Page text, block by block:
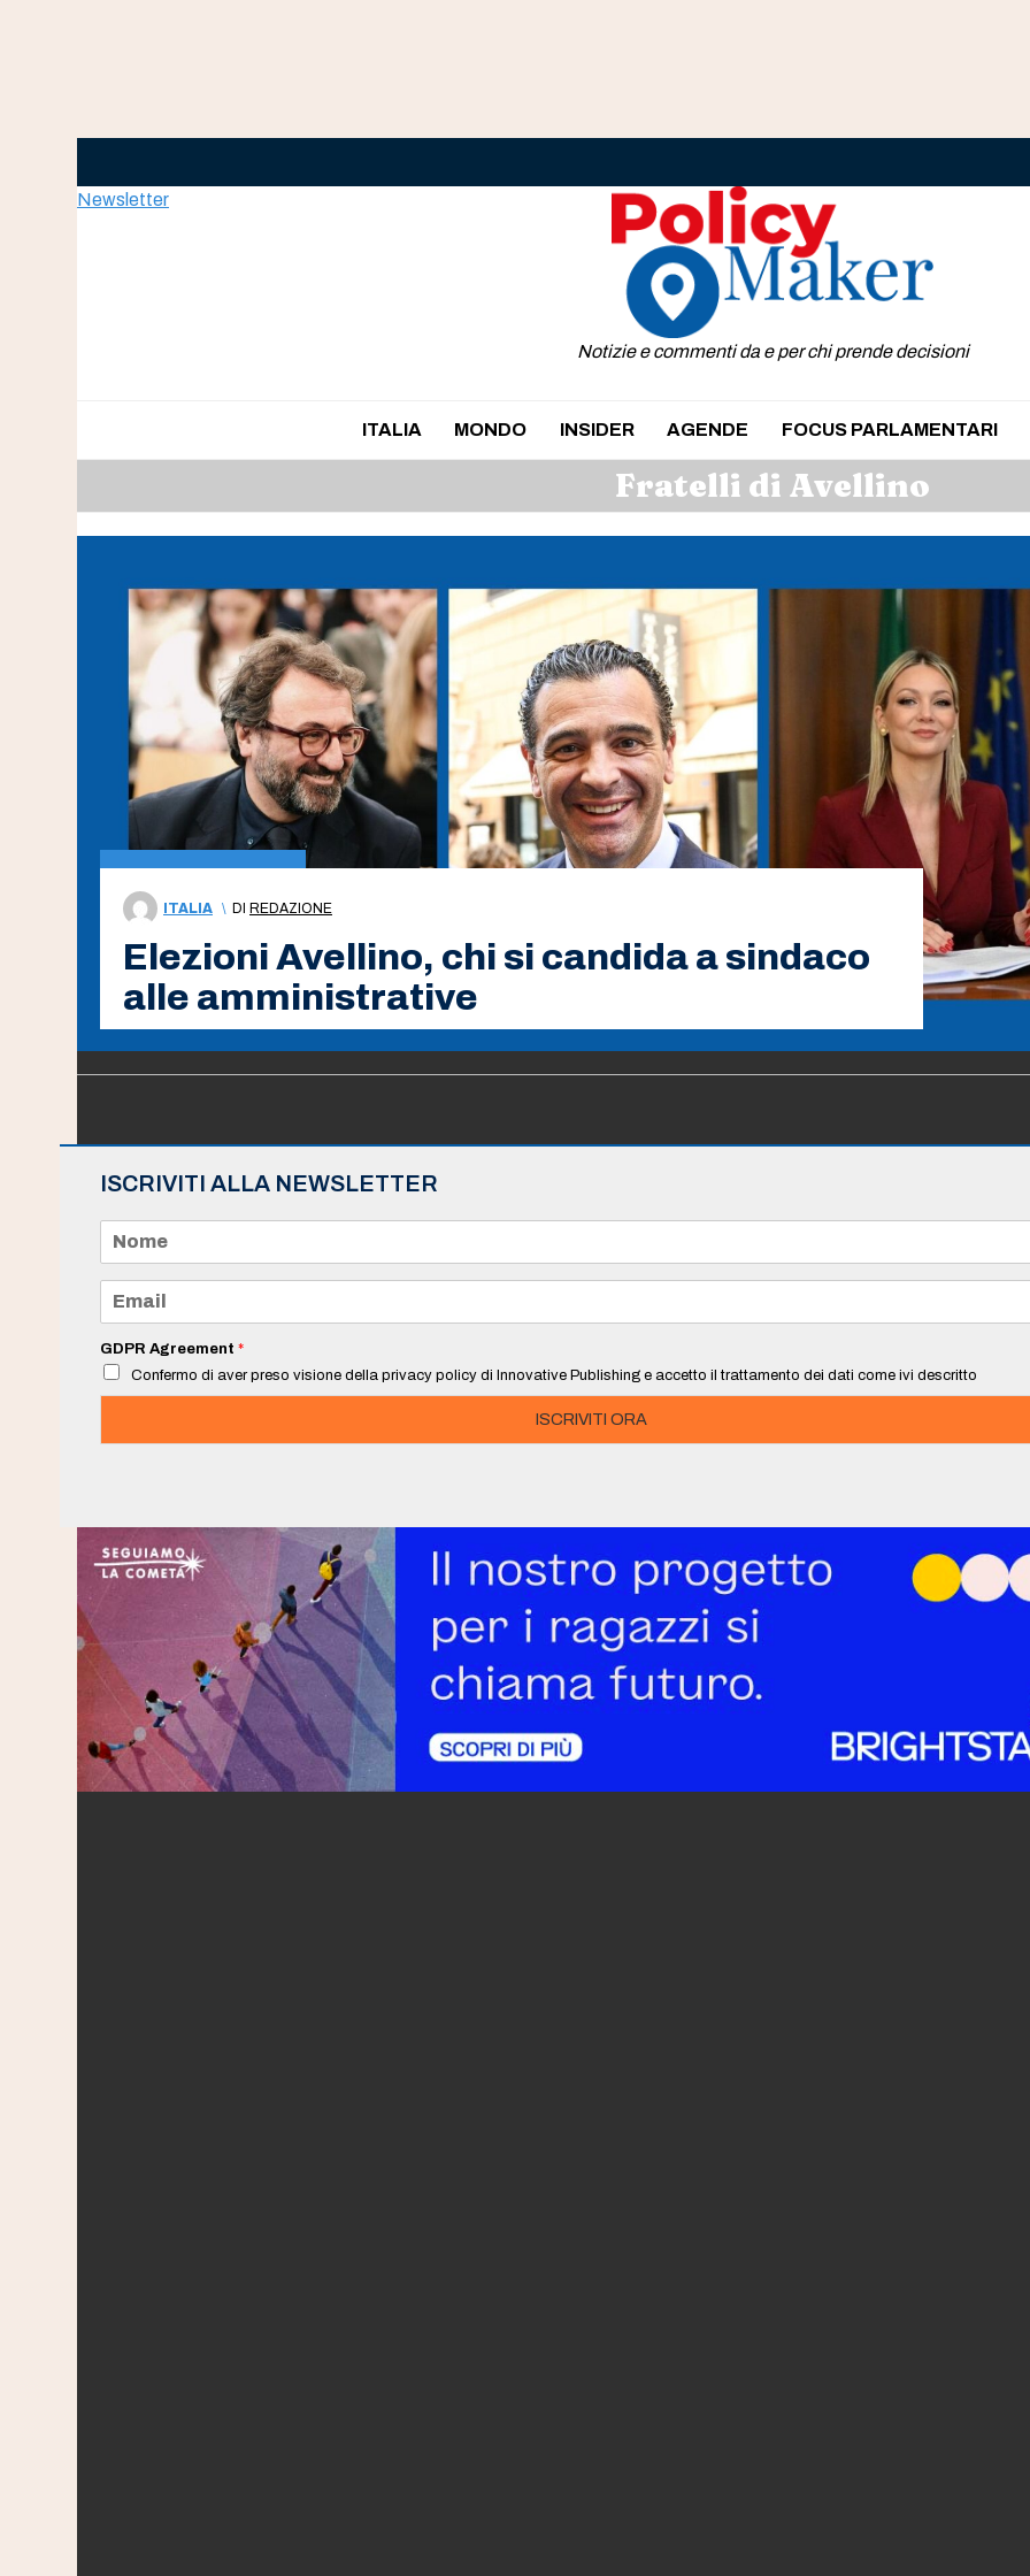
Newsletter
Notizie e commenti da e per chi prende decisioni
ITALIA MONDO INSIDER AGENDE FOCUS PARLAMENTARI
Fratelli di Avellino
ITALIA \ DI REDAZIONE
Elezioni Avellino, chi si candida a sindaco
alle amministrative
ISCRIVITI ALLA NEWSLETTER
m
e
a
i
*
GDPR Agreement *
Confermo di aver preso visione della privacy policy di Innovative Publishing e accetto il trattamento dei dati come ivi descritto
ISCRIVITI ORA